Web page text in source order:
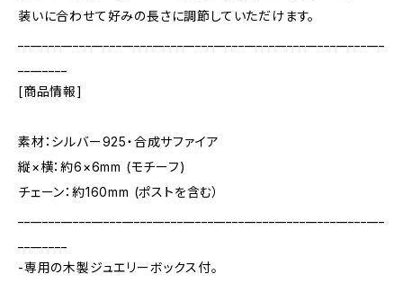
装いに合わせて好みの長さに調節していただけます。
[商品情報]
素材：シルバー925・合成サファイア
縦×横：約6×6mm (モチーフ)
チェーン：約160mm (ポストを含む）
-専用の木製ジュエリーボックス付。